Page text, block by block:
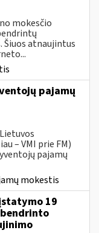
mokesčio
atnaujintus
pajamų
– VMI prie FM)
pajamų
mokestis
19